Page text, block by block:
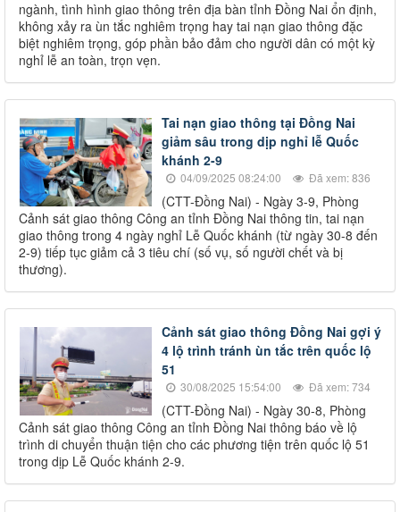
ngành, tình hình giao thông trên địa bàn tỉnh Đồng Nai ổn định,
không xảy ra ùn tắc nghiêm trọng hay tai nạn giao thông đặc
biệt nghiêm trọng, góp phần bảo đảm cho người dân có một kỳ
nghỉ lễ an toàn, trọn vẹn.
Tai nạn giao thông tại Đồng Nai
giảm sâu trong dịp nghỉ lễ Quốc
khánh 2-9
04/09/2025 08:24:00 Đã xem: 836
(CTT-Đồng Nai) - Ngày 3-9, Phòng
Cảnh sát giao thông Công an tỉnh Đồng Nai thông tin, tai nạn
giao thông trong 4 ngày nghỉ Lễ Quốc khánh (từ ngày 30-8 đến
2-9) tiếp tục giảm cả 3 tiêu chí (số vụ, số người chết và bị
thương).
Cảnh sát giao thông Đồng Nai gợi ý
4 lộ trình tránh ùn tắc trên quốc lộ
51
30/08/2025 15:54:00 Đã xem: 734
(CTT-Đồng Nai) - Ngày 30-8, Phòng
Cảnh sát giao thông Công an tỉnh Đồng Nai thông báo về lộ
trình di chuyển thuận tiện cho các phương tiện trên quốc lộ 51
trong dịp Lễ Quốc khánh 2-9.